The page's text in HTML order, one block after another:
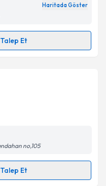
ilişkinAydınlatma
ediyorum.
Gönder
Haritada Göster
Et
takvimi talebi oluşturun.
için bir takvim
ilişkin
verilerimin belirtilen
no,105
Et